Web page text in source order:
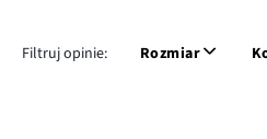
Filtruj opinie: Rozmiar